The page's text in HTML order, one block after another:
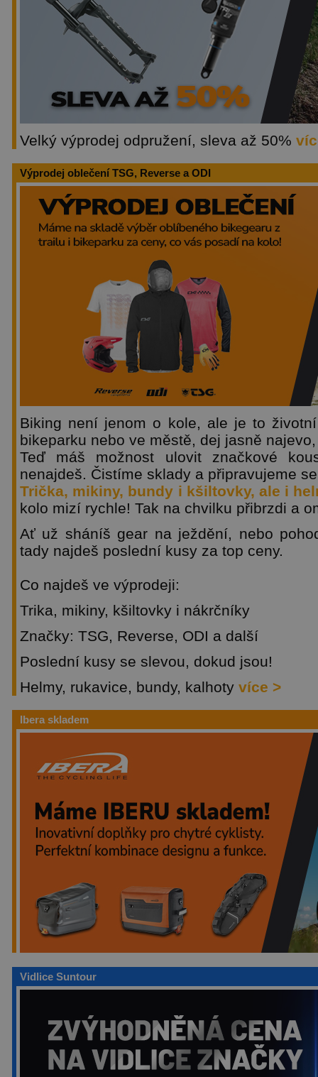
Velký výprodej odpružení, sleva až 50%
Výprodej oblečení TSG, Reverse a ODI
Biking není jenom o kole, ale je to
bikeparku nebo ve městě, dej jasně
Teď máš možnost ulovit značkové
nenajdeš. Čistíme sklady a připravujeme
Trička, mikiny, bundy i kšiltovky, ale i
kolo mizí rychle! Tak na chvilku přibrzdi a
Ať už sháníš gear na ježdění, nebo
tady najdeš poslední kusy za top ceny.
Co najdeš ve výprodeji:
Trika, mikiny, kšiltovky i nákrčníky
Značky: TSG, Reverse, ODI a další
Poslední kusy se slevou, dokud jsou!
Helmy, rukavice, bundy, kalhoty více >
Ibera skladem
Vidlice Suntour